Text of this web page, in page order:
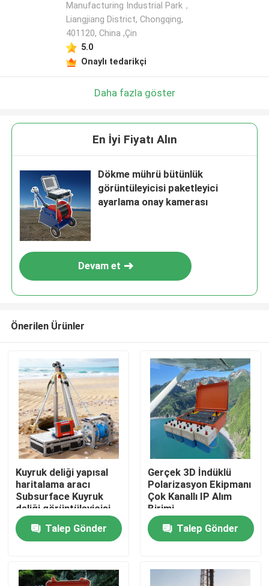
Ana sayfa
Manufacturing Industrial Park，
Liangjiang District, Chongqing,
401120, China ,Çin
5.0
Onaylı tedarikçi
Daha fazla göster
En İyi Fiyatı Alın
Dökme mührü bütünlük
görüntüleyicisi paketleyici
ayarlama onay kamerası
Devam et
Önerilen Ürünler
Kuyruk deliği yapısal
haritalama aracı
Subsurface Kuyruk
deliği görüntüleyicisi
Talep Gönder
Gerçek 3D İndüklü
Polarizasyon Ekipmanı
Çok Kanallı IP Alım
Birimi
Talep Gönder